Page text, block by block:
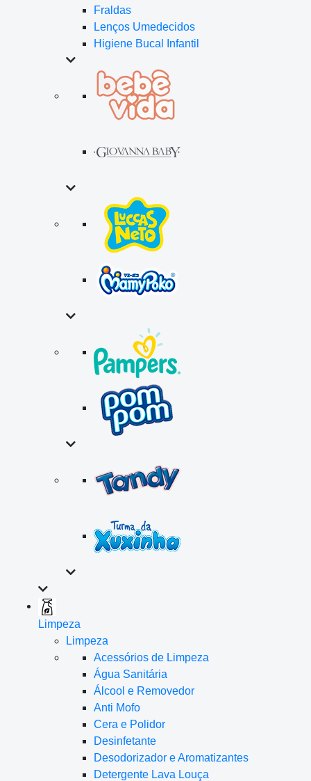
Fraldas
Lenços Umedecidos
Higiene Bucal Infantil
Limpeza
Limpeza
Acessórios de Limpeza
Água Sanitária
Álcool e Removedor
Anti Mofo
Cera e Polidor
Desinfetante
Desodorizador e Aromatizantes
Detergente Lava Louça